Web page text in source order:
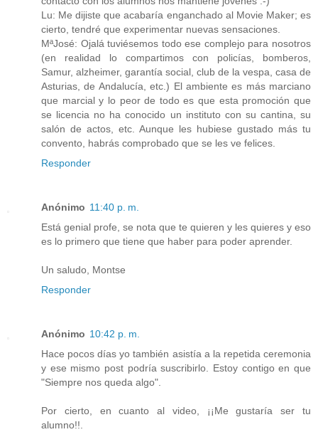
Lu: Me dijiste que acabaría enganchado al Movie Maker; es
cierto, tendré que experimentar nuevas sensaciones.
MªJosé: Ojalá tuviésemos todo ese complejo para nosotros
(en realidad lo compartimos con policías, bomberos,
Samur, alzheimer, garantía social, club de la vespa, casa de
Asturias, de Andalucía, etc.) El ambiente es más marciano
que marcial y lo peor de todo es que esta promoción que
se licencia no ha conocido un instituto con su cantina, su
salón de actos, etc. Aunque les hubiese gustado más tu
convento, habrás comprobado que se les ve felices.
Responder
Anónimo 11:40 p. m.
Está genial profe, se nota que te quieren y les quieres y eso
es lo primero que tiene que haber para poder aprender.
Un saludo, Montse
Responder
Anónimo 10:42 p. m.
Hace pocos días yo también asistía a la repetida ceremonia
y ese mismo post podría suscribirlo. Estoy contigo en que
"Siempre nos queda algo".
Por cierto, en cuanto al video, ¡¡Me gustaría ser tu
alumno!!.